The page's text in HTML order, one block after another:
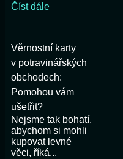
Číst dále
Věrnostní karty
v potravinářských
obchodech:
Pomohou vám
ušetřit?
Nejsme tak bohatí,
abychom si mohli
kupovat levné
věci, říká...